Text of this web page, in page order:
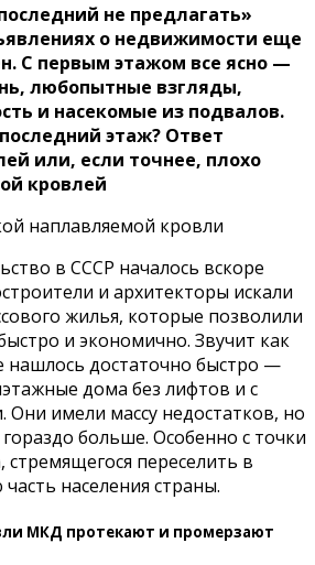
не предлагать»
о недвижимости еще
С первым этажом все ясно —
любопытные взгляды,
и насекомые из подвалов.
этаж? Ответ
или, если точнее, плохо
кровлей
в СССР началось вскоре
и архитекторы искали
жилья, которые позволили
и экономично. Звучит как
нашлось достаточно быстро —
дома без лифтов и с
имели массу недостатков, но
больше. Особенно с точки
стремящегося переселить в
населения страны.
МКД протекают и промерзают